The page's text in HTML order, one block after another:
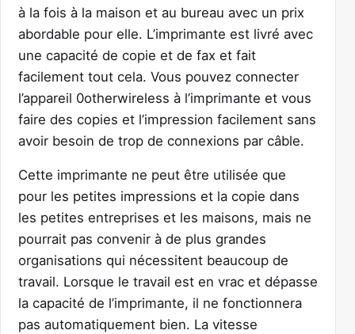
à la fois à la maison et au bureau avec un prix
abordable pour elle. L’imprimante est livré avec
une capacité de copie et de fax et fait
facilement tout cela. Vous pouvez connecter
l’appareil 0otherwireless à l’imprimante et vous
faire des copies et l’impression facilement sans
avoir besoin de trop de connexions par câble.
Cette imprimante ne peut être utilisée que
pour les petites impressions et la copie dans
les petites entreprises et les maisons, mais ne
pourrait pas convenir à de plus grandes
organisations qui nécessitent beaucoup de
travail. Lorsque le travail est en vrac et dépasse
la capacité de l’imprimante, il ne fonctionnera
pas automatiquement bien. La vitesse